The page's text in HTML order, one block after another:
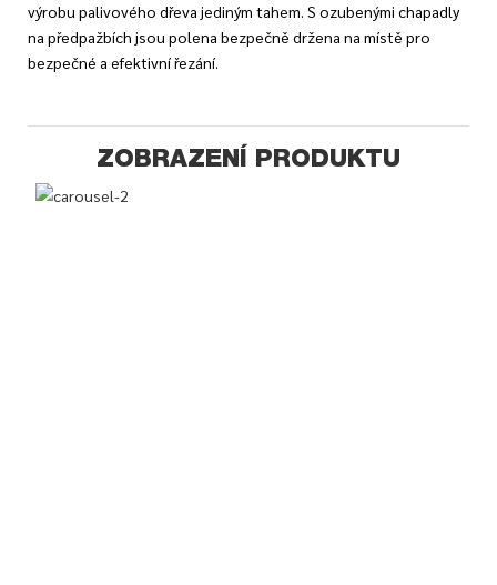
výrobu palivového dřeva jediným tahem. S ozubenými chapadly
na předpažbích jsou polena bezpečně držena na místě pro
bezpečné a efektivní řezání.
ZOBRAZENÍ PRODUKTU